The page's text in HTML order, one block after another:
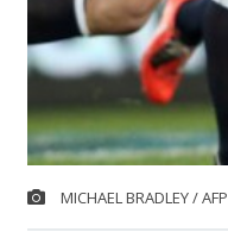
MICHAEL BRADLEY / AFP